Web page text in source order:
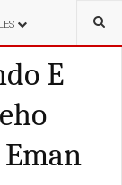
E